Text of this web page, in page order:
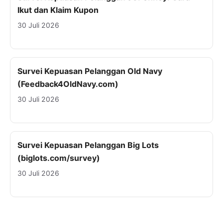
Ikut dan Klaim Kupon
30 Juli 2026
Survei Kepuasan Pelanggan Old Navy
(Feedback4OldNavy.com)
30 Juli 2026
Survei Kepuasan Pelanggan Big Lots
(biglots.com/survey)
30 Juli 2026